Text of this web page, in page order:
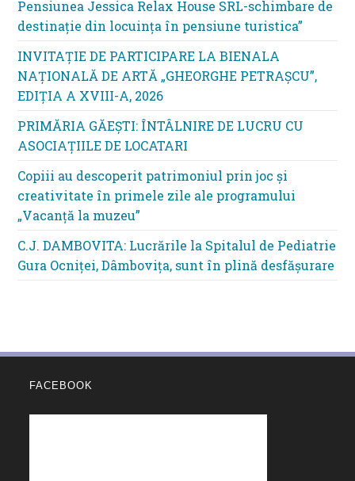
Pensiunea Jessica Relax House SRL-schimbare de
destinație din locuința în pensiune turistica”
INVITAȚIE DE PARTICIPARE LA BIENALA
NAȚIONALĂ DE ARTĂ „GHEORGHE PETRAȘCU”,
EDIŢIA A XVIII-A, 2026
PRIMĂRIA GĂEȘTI: ÎNTÂLNIRE DE LUCRU CU
ASOCIAȚIILE DE LOCATARI
Copiii au descoperit patrimoniul prin joc și
creativitate în primele zile ale programului
„Vacanță la muzeu”
C.J. DAMBOVITA: Lucrările la Spitalul de Pediatrie
Gura Ocniței, Dâmbovița, sunt în plină desfășurare
FACEBOOK